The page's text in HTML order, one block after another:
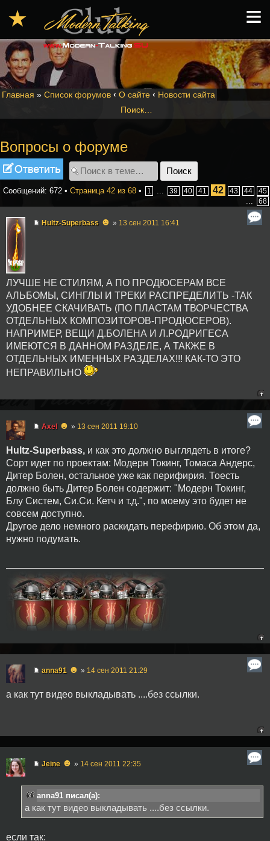
Главная » Список форумов ‹ О сайте ‹ Новости сайта
Поиск…
Вопросы о форуме
Ответить
Сообщений: 672 • Страница 42 из 68 • 1 39 40 41 42 43 44 45
68
Hultz-Superbass ☻ » 13 сен 2011 16:41
ЛУЧШЕ НЕ СТИЛЯМ, А ПО ПРОДЮСЕРАМ ВСЕ
АЛЬБОМЫ, СИНГЛЫ И ТРЕКИ РАСПРЕДЕЛИТЬ -ТАК
УДОБНЕЕ СКАЧИВАТЬ (ПО ПЛАСТАМ ТВОРЧЕСТВА
ОТДЕЛЬНЫХ КОМПОЗИТОРОВ-ПРОДЮСЕРОВ).
НАПРИМЕР, ВЕЩИ Д.БОЛЕНА И Л.РОДРИГЕСА
ИМЕЮТСЯ В ДАННОМ РАЗДЕЛЕ, А ТАКЖЕ В
ОТДЕЛЬНЫХ ИМЕННЫХ РАЗДЕЛАХ!!! КАК-ТО ЭТО
НЕПРАВИЛЬНО
Axel
☻ » 13 сен 2011 19:10
Hultz-Superbass, и как это должно выглядеть в итоге?
Сорт идет по проектам: Модерн Токинг, Томаса Андерс,
Дитер Болен, остальное уже как перифирия. Тоесть
должно быть Дитер Болен содержит: "Модерн Токинг,
Блу Систем, Си.Си. Кетч и т.д.", по моему это будет не
совсем доступно.
Другое дело немного раскидать перефирию. Об этом да,
нужно подумать.
anna91 ☻ » 14 сен 2011 21:29
а как тут видео выкладывать ....без ссылки.
Jeine ☻ » 14 сен 2011 22:35
anna91 писал(а):
а как тут видео выкладывать ....без ссылки.
если так:
★ ≡